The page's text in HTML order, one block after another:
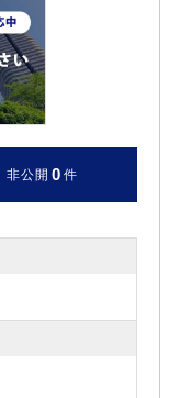
非公開 0 件